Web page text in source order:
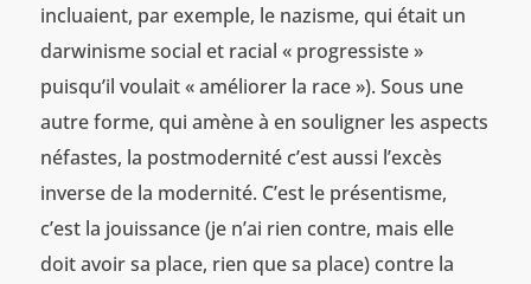
incluaient, par exemple, le nazisme, qui était un
darwinisme social et racial « progressiste »
puisqu’il voulait « améliorer la race »). Sous une
autre forme, qui amène à en souligner les aspects
néfastes, la postmodernité c’est aussi l’excès
inverse de la modernité. C’est le présentisme,
c’est la jouissance (je n’ai rien contre, mais elle
doit avoir sa place, rien que sa place) contre la